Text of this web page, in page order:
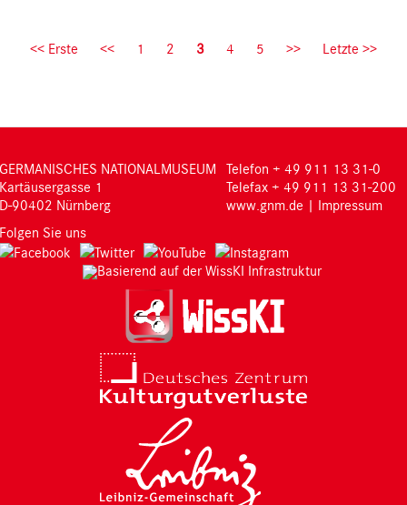
First
<< Erste
Previous
<< Page
1 Page
2
Current
3 Page
4 Page
5
Next
>>
Last
Letzte >>
GERMANISCHES NATIONALMUSEUM
Kartäusergasse 1
D-90402 Nürnberg
Telefon + 49 911 13 31-0
Telefax + 49 911 13 31-200
www.gnm.de | Impressum
Folgen Sie uns
Basierend auf der WissKI Infrastruktur